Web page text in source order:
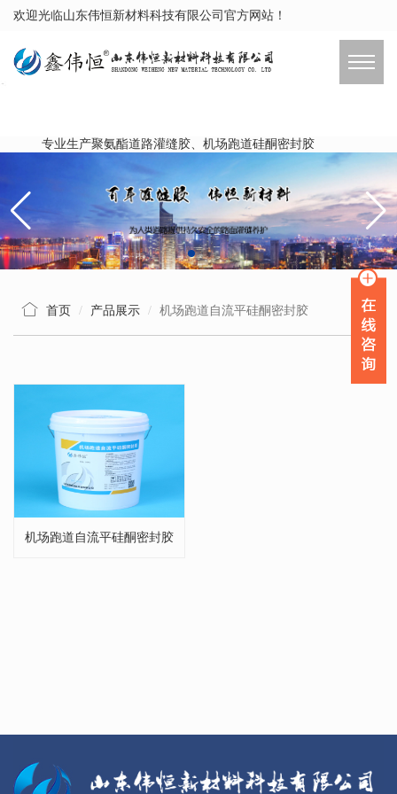
欢迎光临山东伟恒新材料科技有限公司官方网站！
专业生产聚氨酯道路灌缝胶、机场跑道硅酮密封胶
首页 产品展示 机场跑道自流平硅酮密封胶
机场跑道自流平硅酮密封胶